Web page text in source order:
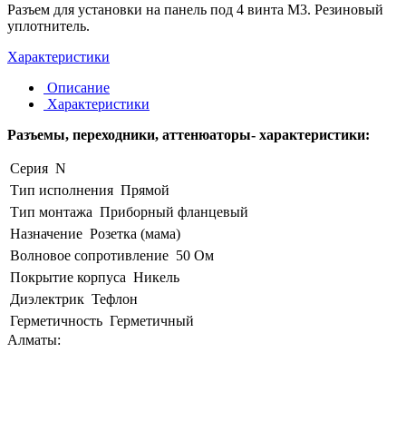
Разъем для установки на панель под 4 винта М3. Резиновый
уплотнитель.
Характеристики
Описание
Характеристики
Разъемы, переходники, аттенюаторы- характеристики:
Серия N
Тип исполнения Прямой
Тип монтажа Приборный фланцевый
Назначение Розетка (мама)
Волновое сопротивление 50 Ом
Покрытие корпуса Никель
Диэлектрик Тефлон
Герметичность Герметичный
Алматы: